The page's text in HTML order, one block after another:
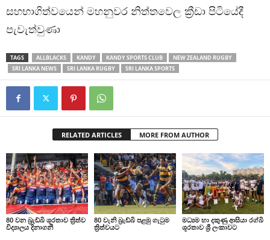
සහභාගිත්වයෙන් මහනුවර නිත්තවෙල ක්‍රීඩා පිටියේදී
පැවැත්වුණා
TAGS ALLBLACKS KANDY KANDY SPORTS CLUB
NEW ZEALAND RUGBY
SRI LANKA NEWS
SRI LANKA RUGBY SRI LANKA SPORTS
RELATED ARTICLES MORE FROM AUTHOR
80 වන බ්‍රැඩ්බි ශූරතාව ත්‍රිත්ව
විද්‍යාලය දිනාගනී
80 වැනි බ්‍රැඩ්බි පළමු ගැටුම
ත්‍රිත්වයට
මධ්‍යම හා දකුණු ආසියා රග්බි
ශූරතාව ශ්‍රී ලංකාවට